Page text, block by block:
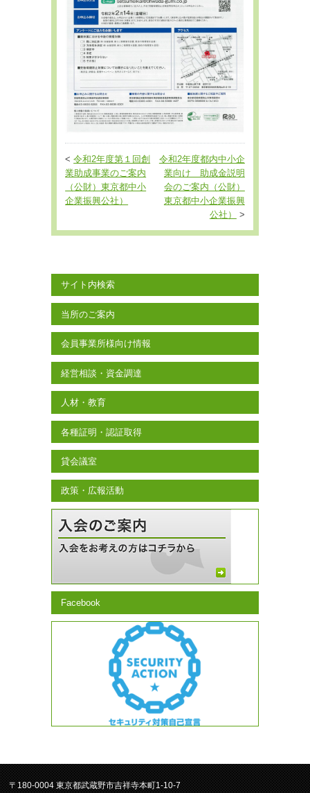
<令和2年度第１回創
業助成事業のご案内
（公財）東京都中小
企業振興公社）
令和2年度都内中小企
業向け 助成金説明
会のご案内（公財）
東京都中小企業振興
公社）
>
サイト内検索
当所のご案内
会員事業所様向け情報
経営相談・資金調達
人材・教育
各種証明・認証取得
貸会議室
政策・広報活動
Facebook
〒180-0004 東京都武蔵野市吉祥寺本町1-10-7